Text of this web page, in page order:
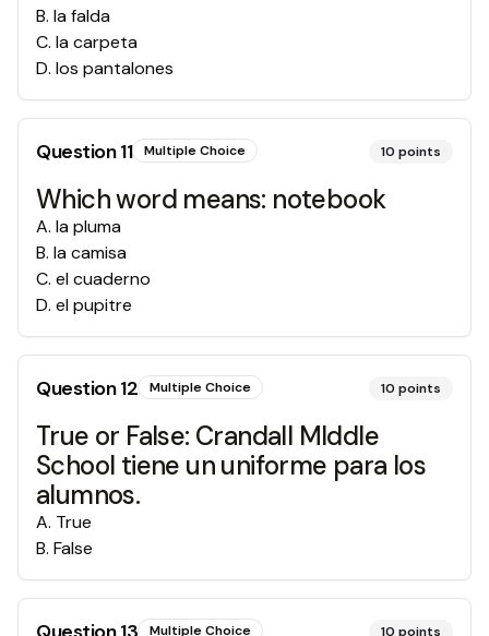
B. la falda
C. la carpeta
D. los pantalones
Question11 Multiple Choice 10 points
Which word means: notebook
A. la pluma
B. la camisa
C. el cuaderno
D. el pupitre
Question12 Multiple Choice 10 points
True or False: Crandall MIddle
School tiene un uniforme para los
alumnos.
A. True
B. False
Multiple Choice 10 points